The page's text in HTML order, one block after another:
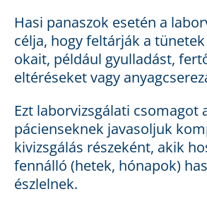
Hasi panaszok esetén a
célja, hogy feltárják a
okait, például gyulladást,
eltéréseket vagy
Ezt laborvizsgálati csomagot
pácienseknek javasoljuk
kivizsgálás részeként, akik
fennálló (hetek, hónapok)
észlelnek.